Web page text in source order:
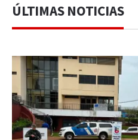
ÚLTIMAS NOTICIAS